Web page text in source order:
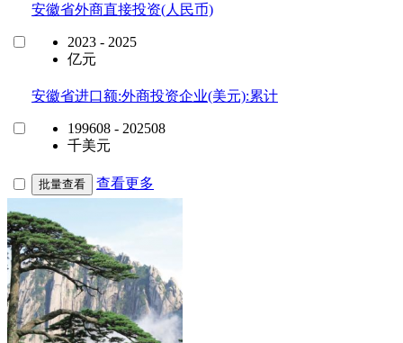
安徽省外商直接投资(人民币)
2023 - 2025
亿元
安徽省进口额:外商投资企业(美元):累计
199608 - 202508
千美元
批量查看 查看更多